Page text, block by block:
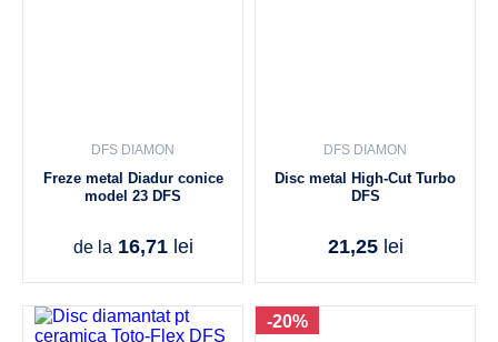
DFS DIAMON
Freze metal Diadur conice
model 23 DFS
de la 16,71 lei
DFS DIAMON
Disc metal High-Cut Turbo
DFS
21,25 lei
-20%